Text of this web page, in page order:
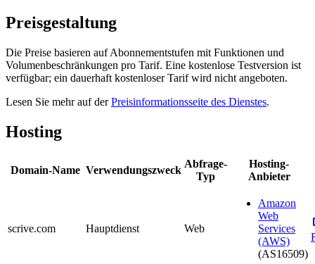
Preisgestaltung
Die Preise basieren auf Abonnementstufen mit Funktionen und
Volumenbeschränkungen pro Tarif. Eine kostenlose Testversion ist
verfügbar; ein dauerhaft kostenloser Tarif wird nicht angeboten.
Lesen Sie mehr auf derPreisinformationsseite des Dienstes.
Hosting
Domain-Name Verwendungszweck
Abfrage-
Typ
Hosting-
Anbieter
scrive.com Hauptdienst Web
Amazon
Web
Services
(AWS)
(AS16509)